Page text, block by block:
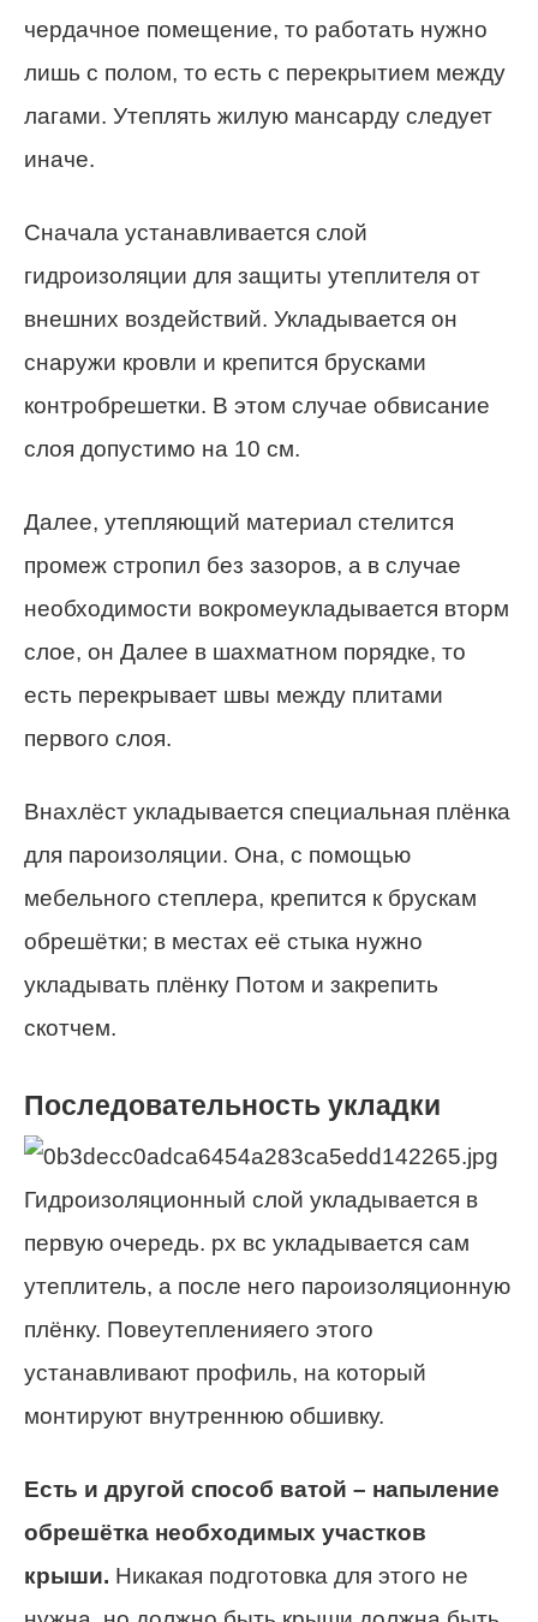
чердачное помещение, то работать нужно
лишь с полом, то есть с перекрытием между
лагами. Утеплять жилую мансарду следует
иначе.
Сначала устанавливается слой
гидроизоляции для защиты утеплителя от
внешних воздействий. Укладывается он
снаружи кровли и крепится брусками
контробрешетки. В этом случае обвисание
слоя допустимо на 10 см.
Далее, утепляющий материал стелится
промеж стропил без зазоров, а в случае
необходимости вокромеукладывается вторм
слое, он Далее в шахматном порядке, то
есть перекрывает швы между плитами
первого слоя.
Внахлёст укладывается специальная плёнка
для пароизоляции. Она, с помощью
мебельного степлера, крепится к брускам
обрешётки; в местах её стыка нужно
укладывать плёнку Потом и закрепить
скотчем.
Последовательность укладки
Гидроизоляционный слой укладывается в
первую очередь. рх вс укладывается сам
утеплитель, а после него пароизоляционную
плёнку. Повеутепленияего этого
устанавливают профиль, на который
монтируют внутреннюю обшивку.
Есть и другой способ ватой – напыление
обрешётка необходимых участков
крыши. Никакая подготовка для этого не